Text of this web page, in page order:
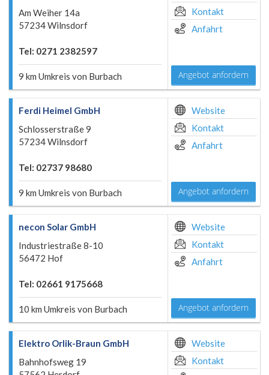
Am Weiher 14a
57234 Wilnsdorf
Tel: 0271 2382597
9 km Umkreis von Burbach
Kontakt
Anfahrt
Angebot anfordern
Ferdi Heimel GmbH
Schlosserstraße 9
57234 Wilnsdorf
Tel: 02737 98680
9 km Umkreis von Burbach
Website
Kontakt
Anfahrt
Angebot anfordern
necon Solar GmbH
Industriestraße 8-10
56472 Hof
Tel: 02661 9175668
10 km Umkreis von Burbach
Website
Kontakt
Anfahrt
Angebot anfordern
Elektro Orlik-Braun GmbH
Bahnhofsweg 19
Website
Kontakt